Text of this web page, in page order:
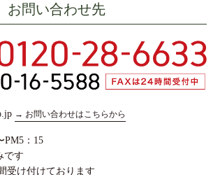
、メンテナンスのご案内】
をお引き立て頂きまして、誠にありがと
せていただきます。メンテナンス作業時
・お買い物が出来ません。お客様へご不
いたしますが、何卒ご容赦賜わりますよ
す。
お問い合わせ先
→ お問い合わせはこちらから
：15
です
受け付けております